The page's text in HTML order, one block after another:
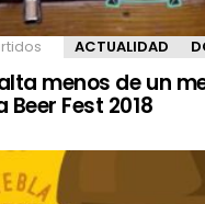
ACTUALIDAD
menos de un
Beer Fest 2018